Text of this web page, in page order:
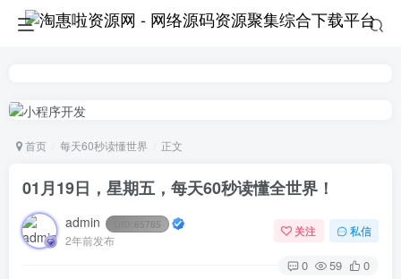
首页 每天60秒读懂世界 正文
01月19日，星期五，每天60秒读懂全世界！
admin 65785
2年前发布
关注 私信
0 59 0